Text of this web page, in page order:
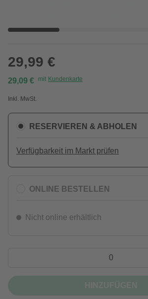
29,99 €
29,09 € mit Kundenkarte
Inkl. MwSt.
RESERVIEREN & ABHOLEN
Verfügbarkeit im Markt prüfen
ONLINE BESTELLEN
Nicht online erhältlich